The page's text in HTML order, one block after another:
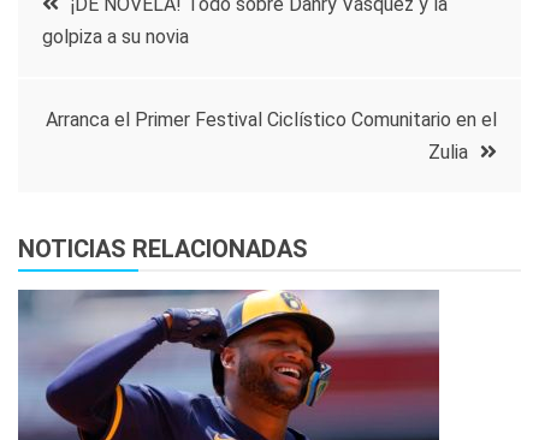
de
entradas
golpiza a su novia
Arranca el Primer Festival Ciclístico Comunitario en el
Zulia
NOTICIAS RELACIONADAS